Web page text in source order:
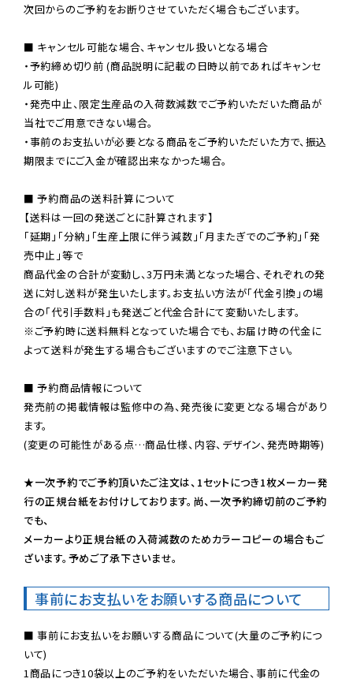
次回からのご予約をお断りさせていただく場合もございます。
■ キャンセル可能な場合、キャンセル扱いとなる場合
・予約締め切り前 (商品説明に記載の日時以前であればキャンセ
ル可能)
・発売中止、限定生産品の入荷数減数でご予約いただいた商品が
当社でご用意できない場合。
・事前のお支払いが必要となる商品をご予約いただいた方で、振込
期限までにご入金が確認出来なかった場合。
■ 予約商品の送料計算について
【送料は一回の発送ごとに計算されます】
「延期」「分納」「生産上限に伴う減数」「月またぎでのご予約」「発
売中止」等で
商品代金の合計が変動し、3万円未満となった場合、それぞれの発
送に対し送料が発生いたします。お支払い方法が「代金引換」の場
※ご予約時に送料無料となっていた場合でも、お届け時の代金に
よって送料が発生する場合もございますのでご注意下さい。
■ 予約商品情報について
発売前の掲載情報は監修中の為、発売後に変更となる場合があり
ます。
(変更の可能性がある点…商品仕様、内容、デザイン、発売時期等)
★一次予約でご予約頂いたご注文は、1セットにつき1枚メーカー発
行の正規台紙をお付けしております。尚、一次予約締切前のご予約
でも、
メーカーより正規台紙の入荷減数のためカラーコピーの場合もご
ざいます。予めご了承下さいませ。
事前にお支払いをお願いする商品について
■ 事前にお支払いをお願いする商品について(大量のご予約につ
いて)
1商品につき10袋以上のご予約をいただいた場合、事前に代金の